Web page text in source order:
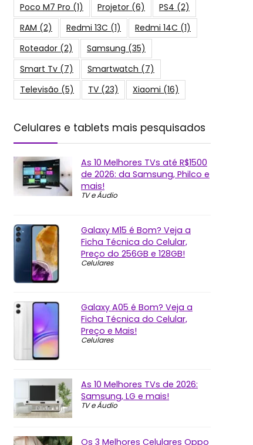
Poco M7 Pro (1) Projetor (6) PS4 (2)
RAM (2) Redmi 13C (1) Redmi 14C (1)
Roteador (2) Samsung (35)
Smart Tv (7) Smartwatch (7)
Televisão (5) TV (23) Xiaomi (16)
Celulares e tablets mais pesquisados
As 10 Melhores TVs até R$1500
de 2026: da Samsung, Philco e
mais!
TV e Áudio
Galaxy M15 é Bom? Veja a
Ficha Técnica do Celular,
Preço do 256GB e 128GB!
Celulares
Galaxy A05 é Bom? Veja a
Ficha Técnica do Celular,
Preço e Mais!
Celulares
As 10 Melhores TVs de 2026:
Samsung, LG e mais!
TV e Áudio
Os 3 Melhores Celulares Oppo